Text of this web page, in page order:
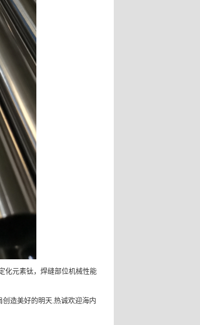
化元素钛，焊缝部位机械性能
创造美好的明天.热诚欢迎海内